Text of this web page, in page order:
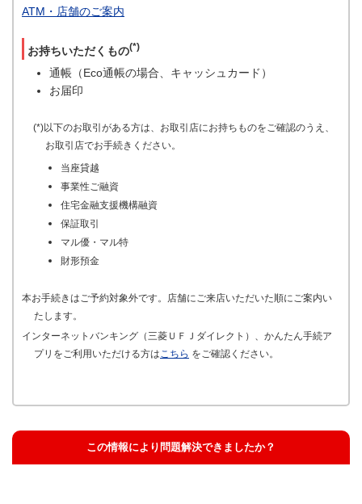
ATM・店舗のご案内
お持ちいただくもの(*)
通帳（Eco通帳の場合、キャッシュカード）
お届印
(*)以下のお取引がある方は、お取引店にお持ちものをご確認のうえ、
お取引店でお手続きください。
当座貸越
事業性ご融資
住宅金融支援機構融資
保証取引
マル優・マル特
財形預金
本お手続きはご予約対象外です。店舗にご来店いただいた順にご案内い
たします。
インターネットバンキング（三菱ＵＦＪダイレクト）、かんたん手続ア
プリをご利用いただける方は こちら をご確認ください。
この情報により問題解決できましたか？